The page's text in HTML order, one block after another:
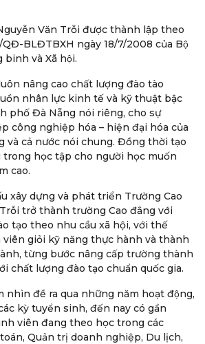
Văn Trỗi được thành lập theo
BLĐTBXH ngày 18/7/2008 của Bộ
binh và Xã hội.
nâng cao chất lượng đào tào
nhân lực kinh tế và kỹ thuật bậc
phố Đà Nẵng nói riêng, cho sự
công nghiệp hóa – hiện đại hóa của
và cả nước nói chung. Đồng thời tạo
học tập cho người học muốn
cao.
xây dựng và phát triển Trường Cao
trở thành trường Cao đẳng với
tạo theo nhu cầu xã hội, với thế
viên giỏi kỹ năng thực hành và thành
từng bước nâng cấp trường thành
chất lượng đào tạo chuẩn quốc gia.
nhìn đề ra qua những năm hoạt động,
kỳ tuyển sinh, đến nay có gần
viên đang theo học trong các
Quản trị doanh nghiệp, Du lịch,